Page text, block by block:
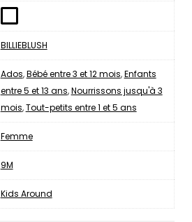
BILLIEBLUSH
Ados,Bébé entre 3 et 12 mois,Enfants
entre 5 et 13 ans,Nourrissons jusqu'à 3
mois,Tout-petits entre 1 et 5 ans
Femme
9M
Kids Around